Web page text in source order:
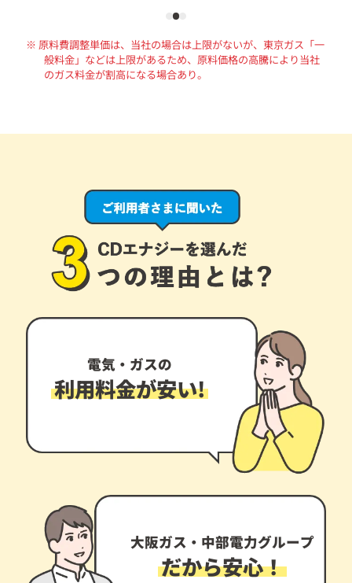
セット割、消費税相当額を含み、燃料費調整額および再生可
能エネルギー発電促進賦課金を含まない金額の比較。100円未
満切り捨て。
実際は電気料金には毎月燃料費調整額を加減算。使用状況に
※ 原料費調整単価は、当社の場合は上限がないが、東京ガス「一
般料金」などは上限があるため、原料価格の高騰により当社
のガス料金が割高になる場合あり。
電気・ガスの
利用料金が安い!
大阪ガス・中部電力グループ
だから安心！